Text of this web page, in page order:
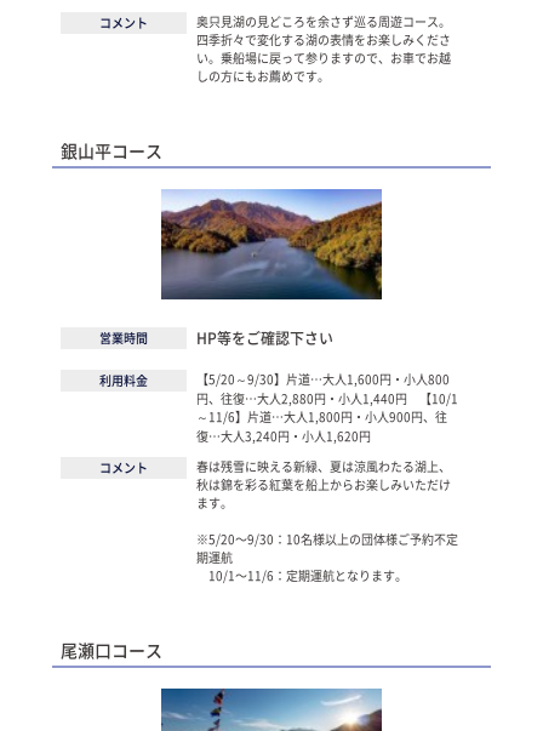
コメント
奥只見湖の見どころを余さず巡る周遊コース。
四季折々で変化する湖の表情をお楽しみくださ
い。乗船場に戻って参りますので、お車でお越
しの方にもお薦めです。
銀山平コース
営業時間 HP等をご確認下さい
利用料金
【5/20～9/30】片道…大人1,600円・小人800
円、往復…大人2,880円・小人1,440円 【10/1
～11/6】片道…大人1,800円・小人900円、往
復…大人3,240円・小人1,620円
コメント
春は残雪に映える新緑、夏は涼風わたる湖上、
秋は錦を彩る紅葉を船上からお楽しみいただけ
ます。
※5/20〜9/30：10名様以上の団体様ご予約不定
期運航
10/1〜11/6：定期運航となります。
尾瀬口コース